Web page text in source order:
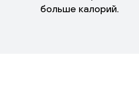
больше калорий.